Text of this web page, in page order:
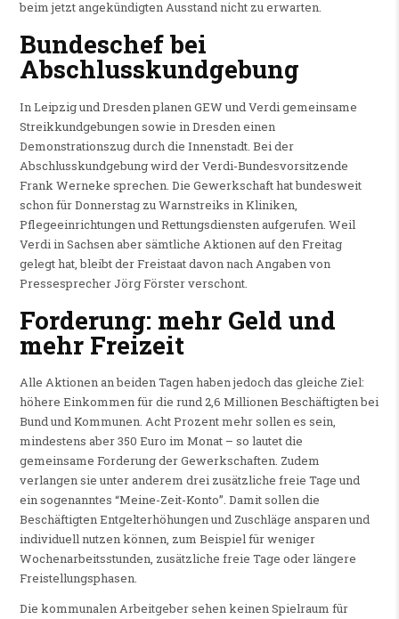
beim jetzt angekündigten Ausstand nicht zu erwarten.
Bundeschef bei
Abschlusskundgebung
In Leipzig und Dresden planen GEW und Verdi gemeinsame
Streikkundgebungen sowie in Dresden einen
Demonstrationszug durch die Innenstadt. Bei der
Abschlusskundgebung wird der Verdi-Bundesvorsitzende
Frank Werneke sprechen. Die Gewerkschaft hat bundesweit
schon für Donnerstag zu Warnstreiks in Kliniken,
Pflegeeinrichtungen und Rettungsdiensten aufgerufen. Weil
Verdi in Sachsen aber sämtliche Aktionen auf den Freitag
gelegt hat, bleibt der Freistaat davon nach Angaben von
Pressesprecher Jörg Förster verschont.
Forderung: mehr Geld und
mehr Freizeit
Alle Aktionen an beiden Tagen haben jedoch das gleiche Ziel:
höhere Einkommen für die rund 2,6 Millionen Beschäftigten bei
Bund und Kommunen. Acht Prozent mehr sollen es sein,
mindestens aber 350 Euro im Monat – so lautet die
gemeinsame Forderung der Gewerkschaften. Zudem
verlangen sie unter anderem drei zusätzliche freie Tage und
ein sogenanntes “Meine-Zeit-Konto”. Damit sollen die
Beschäftigten Entgelterhöhungen und Zuschläge ansparen und
individuell nutzen können, zum Beispiel für weniger
Wochenarbeitsstunden, zusätzliche freie Tage oder längere
Freistellungsphasen.
Die kommunalen Arbeitgeber sehen keinen Spielraum für